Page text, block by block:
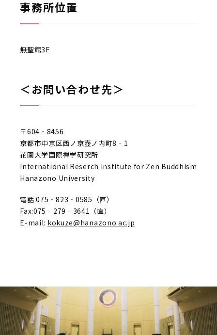
事務所位置
無聖館3F
＜お問い合わせ先＞
〒604‐8456
京都市中京区西ノ京壺ノ内町8‐1
花園大学国際禅学研究所
International Reserch Institute for Zen Buddhism
Hanazono University
電話:075‐823‐0585（直）
Fax:075‐279‐3641（直）
E-mail: kokuze@hanazono.ac.jp